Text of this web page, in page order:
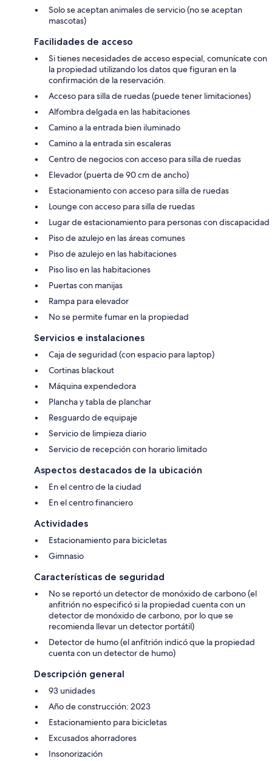
Solo se aceptan animales de servicio (no se aceptan
mascotas)
Facilidades de acceso
Si tienes necesidades de acceso especial, comunícate con
la propiedad utilizando los datos que figuran en la
confirmación de la reservación.
Acceso para silla de ruedas (puede tener limitaciones)
Alfombra delgada en las habitaciones
Camino a la entrada bien iluminado
Camino a la entrada sin escaleras
Centro de negocios con acceso para silla de ruedas
Elevador (puerta de 90 cm de ancho)
Estacionamiento con acceso para silla de ruedas
Lounge con acceso para silla de ruedas
Lugar de estacionamiento para personas con discapacidad
Piso de azulejo en las áreas comunes
Piso de azulejo en las habitaciones
Piso liso en las habitaciones
Puertas con manijas
Rampa para elevador
No se permite fumar en la propiedad
Servicios e instalaciones
Caja de seguridad (con espacio para laptop)
Cortinas blackout
Máquina expendedora
Plancha y tabla de planchar
Resguardo de equipaje
Servicio de limpieza diario
Servicio de recepción con horario limitado
Aspectos destacados de la ubicación
En el centro de la ciudad
En el centro financiero
Actividades
Estacionamiento para bicicletas
Gimnasio
Características de seguridad
No se reportó un detector de monóxido de carbono (el
anfitrión no especificó si la propiedad cuenta con un
detector de monóxido de carbono, por lo que se
recomienda llevar un detector portátil)
Detector de humo (el anfitrión indicó que la propiedad
cuenta con un detector de humo)
Descripción general
93 unidades
Año de construcción: 2023
Estacionamiento para bicicletas
Excusados ahorradores
Insonorización